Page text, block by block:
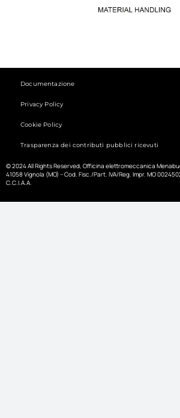
Documentazione
Privacy Policy
Cookie Policy
Trasparenza dei contributi pubblici ricevuti
© 2024 All Rights Reserved, Officina elettromeccanica
41058 Vignola (MO) – Cod. Fisc./Part. IVA/Reg. Impr. MO
C.C.I.A.A.